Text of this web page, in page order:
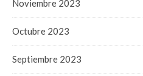
Noviembre 2023
Octubre 2023
Septiembre 2023